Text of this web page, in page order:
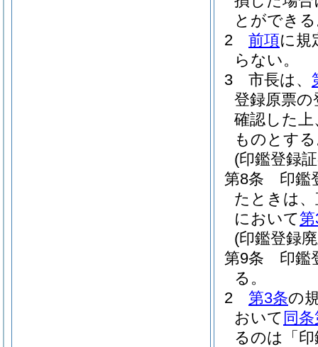
とができ
2
前項に規
らない。
3
市長は、
登録原票
確認した
ものとす
(印鑑登録
第8条
印鑑
たときは
において
(印鑑登録
第9条
印鑑
る。
2
第3条の
おいて 同
るのは「